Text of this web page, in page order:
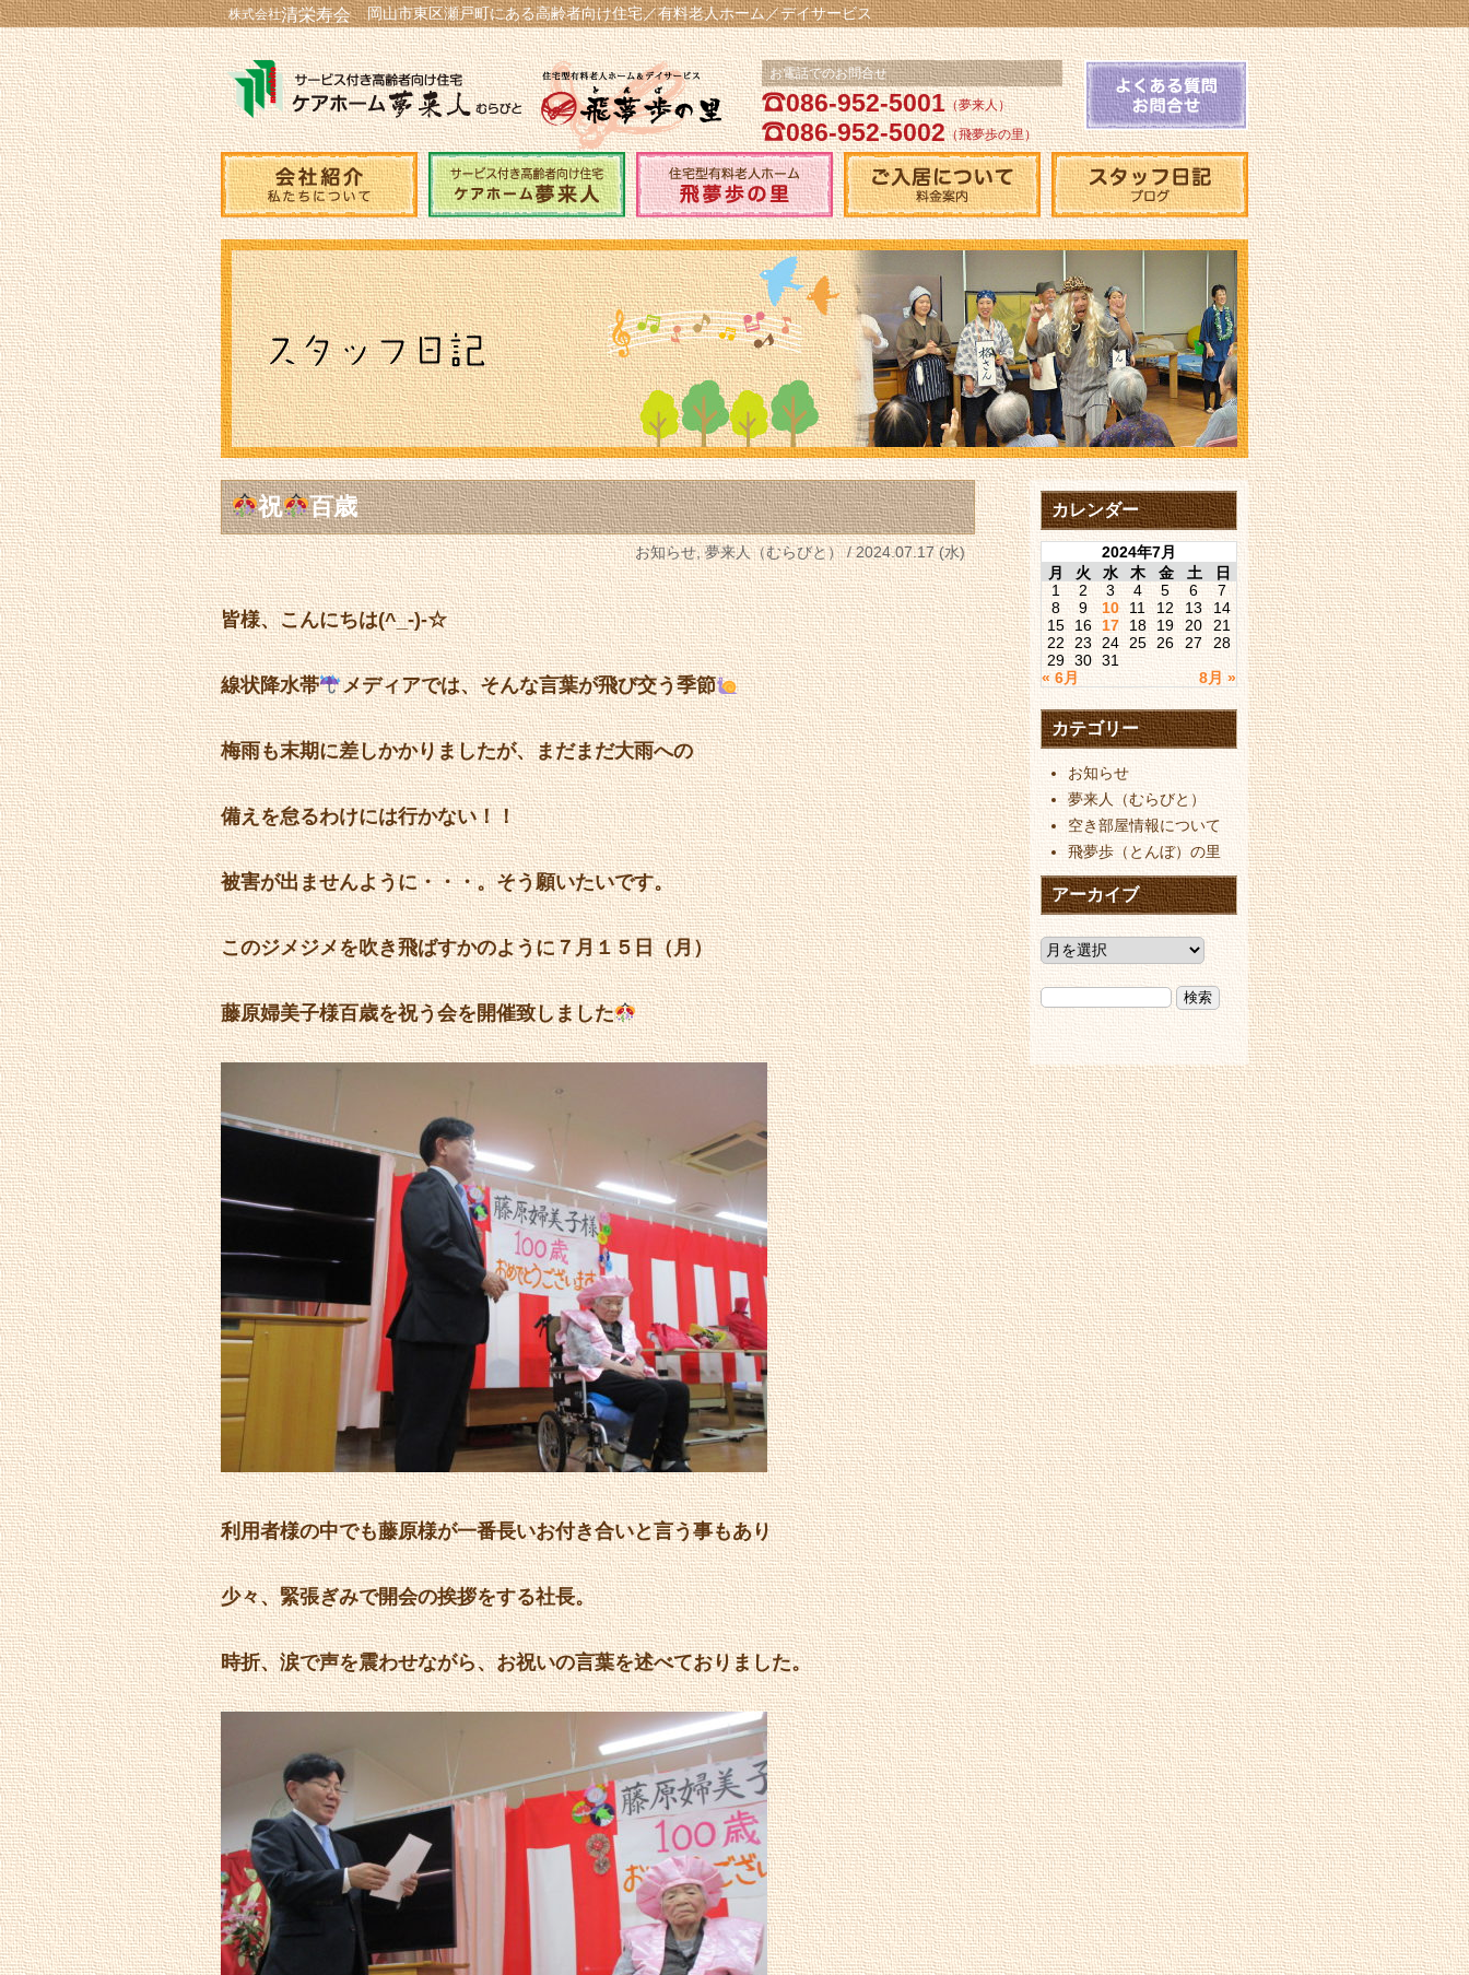
株式会社清栄寿会 岡山市東区瀬戸町にある高齢者向け住宅／有料老人ホーム／デイサービス
お電話でのお問合せ
086-952-5001（夢来人）
086-952-5002（飛夢歩の里）
祝 百歳
お知らせ,夢来人（むらびと）/ 2024.07.17 (水)
皆様、こんにちは(^_-)-☆
線状降水帯 メディアでは、そんな言葉が飛び交う季節
梅雨も末期に差しかかりましたが、まだまだ大雨への
備えを怠るわけには行かない！！
被害が出ませんように・・・。そう願いたいです。
このジメジメを吹き飛ばすかのように７月１５日（月）
藤原婦美子様百歳を祝う会を開催致しました
利用者様の中でも藤原様が一番長いお付き合いと言う事もあり
少々、緊張ぎみで開会の挨拶をする社長。
時折、涙で声を震わせながら、お祝いの言葉を述べておりました。
カレンダー
2024年7月
月
火 水 木 金 土 日
« 6月 8月 »
1 2 3 4 5 6
7
8
9 10 11 12 13
14
15
16 17 18 19 20
21
22
23 24 25 26 27
28
29 30 31
カテゴリー
お知らせ
夢来人（むらびと）
空き部屋情報について
飛夢歩（とんぼ）の里
アーカイブ